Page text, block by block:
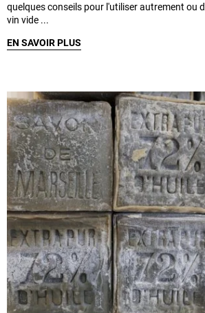
quelques conseils pour l'utiliser autrement ou
vin vide ...
EN SAVOIR PLUS